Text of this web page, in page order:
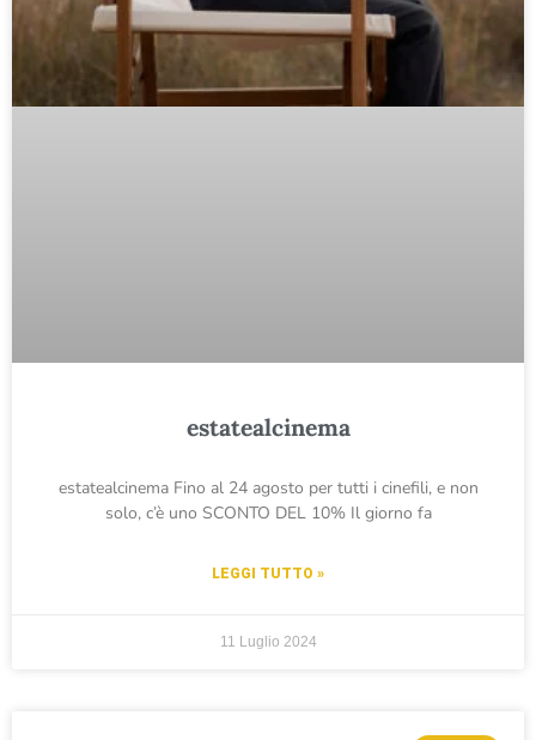
estatealcinema
estatealcinema Fino al 24 agosto per tutti i cinefili, e non
solo, c’è uno SCONTO DEL 10% Il giorno fa
LEGGI TUTTO »
11 Luglio 2024